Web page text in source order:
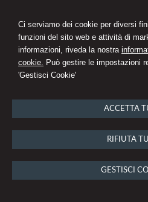
Ci serviamo dei cookie per diversi
funzioni del sito web e attività di
informazioni, riveda la nostra
cookie. Può gestire le impostazioni
'Gestisci Cookie'
ACCETTA
RIFIUTA
GESTISCI